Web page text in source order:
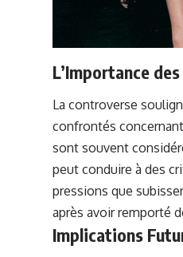
L’Importance
La controverse
confrontés
sont souvent
peut conduire à des
pressions que
après avoir remporté
Implications